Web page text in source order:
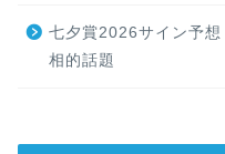
七夕賞2026サイン予
相的話題